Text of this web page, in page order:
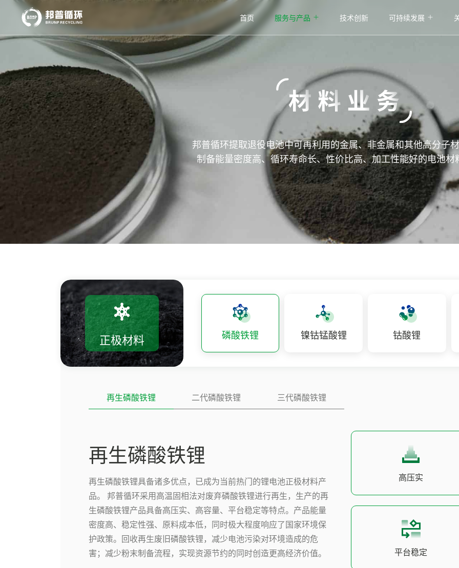
首页 服务与产品 技术创新 可持续发展
邦普循环提取退役电池中可再利用的金属、非金属和其他高分子
制备能量密度高、循环寿命长、性价比高、加工性能好的电池材
正极材料 磷酸铁锂 镍钴锰酸锂 钴酸锂
再生磷酸铁锂 二代磷酸铁锂 三代磷酸铁锂
再生磷酸铁锂
再生磷酸铁锂具备诸多优点，已成为当前热门的锂电池正极材料产
品。 邦普循环采用高温固相法对废弃磷酸铁锂进行再生，生产的再
生磷酸铁锂产品具备高压实、高容量、平台稳定等特点。产品能量
密度高、稳定性强、原料成本低，同时极大程度响应了国家环境保
护政策。回收再生废旧磷酸铁锂，减少电池污染对环境造成的危
害；减少粉末制备流程，实现资源节约的同时创造更高经济价值。
高压实
平台稳定